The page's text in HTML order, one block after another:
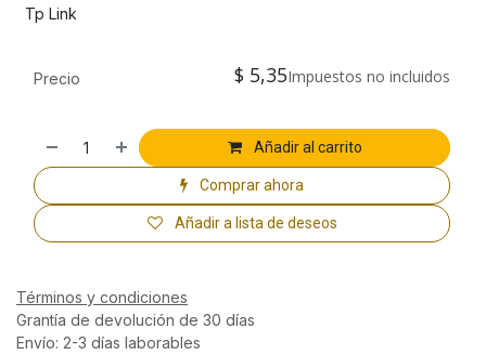
Tp Link
Añadir al carrito
Comprar ahora
Añadir a lista de deseos
Precio $ 5,35Impuestos no incluidos
Términos y condiciones
Grantía de devolución de 30 días
Envío: 2-3 días laborables